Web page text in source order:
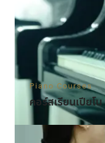
Piano Courses
คอร์สเรียนเปียโน